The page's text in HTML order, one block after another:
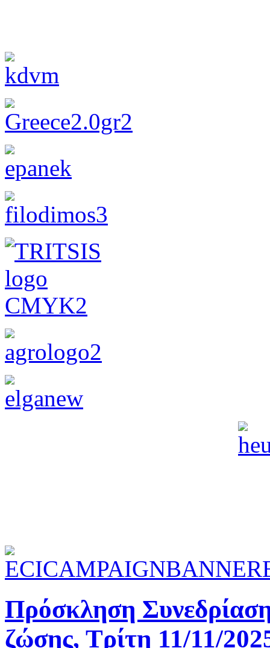
Πρόσκληση
ζώσης, Τρίτη 11/11/